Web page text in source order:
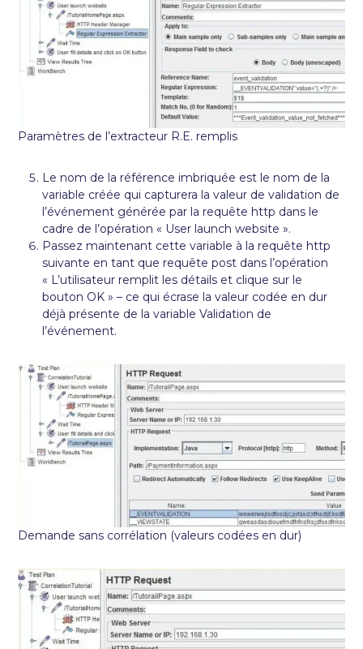
Paramètres de l’extracteur R.E. remplis
Le nom de la référence imbriquée est le nom de la
variable créée qui capturera la valeur de validation de
l’événement générée par la requête http dans le
cadre de l’opération « User launch website ».
Passez maintenant cette variable à la requête http
suivante en tant que requête post dans l’opération
« L’utilisateur remplit les détails et clique sur le
bouton OK » – ce qui écrase la valeur codée en dur
déjà présente de la variable Validation de
l’événement.
Demande sans corrélation (valeurs codées en dur)